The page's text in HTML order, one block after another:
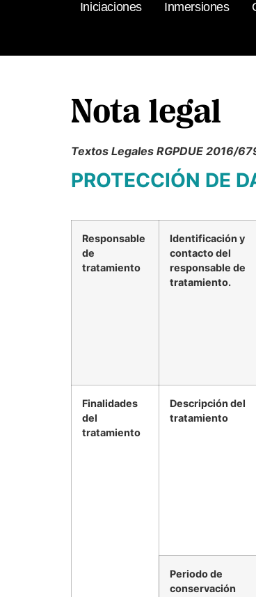
Iniciaciones Inmersiones
Nota legal
Textos Legales RGPDUE 2016/
PROTECCIÓN DE
Responsable
de
tratamiento
Identificación y
contacto del
responsable de
tratamiento.
Finalidades
del
tratamiento
Descripción del
tratamiento
Periodo de
conservación